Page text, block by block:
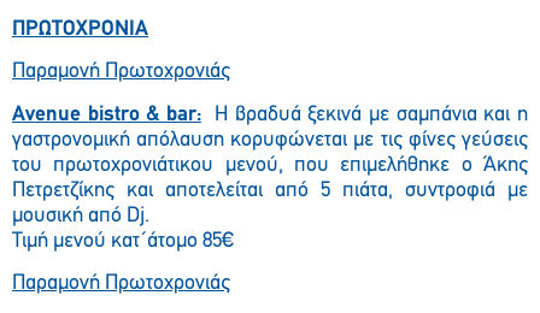
ΠΡΩΤΟΧΡΟΝΙΑ
Παραμονή Πρωτοχρονιάς
Avenue bistro & bar:Η βραδυά ξεκινά με σαμπάνια και η
γαστρονομική απόλαυση κορυφώνεται με τις φίνες γεύσεις
του πρωτοχρονιάτικου μενού, που επιμελήθηκε ο Άκης
Πετρετζίκης και αποτελείται από 5 πιάτα, συντροφιά με
μουσική από Dj.
Τιμή μενού κατ΄άτομο 85€
Παραμονή Πρωτοχρονιάς